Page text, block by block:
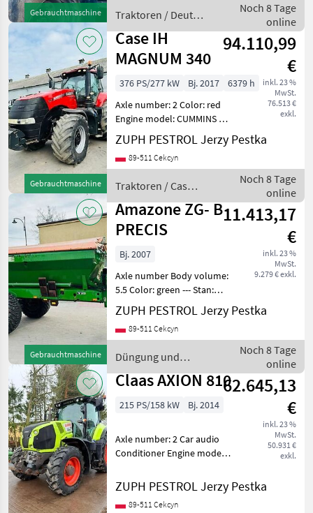
Gebrauchtmaschine
problem elektryczny
prawdopod
Traktoren / Deutz
Fahr
Noch 8 Tage
online
Gebrauchtmaschine
Case IH
MAGNUM 340
94.110,99
€
inkl. 23 %
MwSt.
76.513 €
exkl.
376 PS/277 kW Bj. 2017
6379 h
Axle number: 2 Color: red
Engine model: CUMMINS 6
cylindrowy turbo --- Stan:
Używany - bardzo dobry
stan Sprzęt różnego typu:
klimatyzacja kab
ZUPH PESTROL Jerzy Pestka
89-511 Cekcyn
Traktoren / Case
IH
Noch 8 Tage
online
Gebrauchtmaschine
Amazone ZG- B
PRECIS
11.413,17
€
inkl. 23 %
MwSt.
9.279 € exkl.
Bj. 2007
Axle number Body volume:
5.5 Color: green --- Stan:
Używany - nie podano
Pojemność: 5 500 l Witam
Sprzedam rozsiewacz firmy
zbiornikiem o po
ZUPH PESTROL Jerzy Pestka
89-511 Cekcyn
Düngung und
Beregnung / Amazone
Noch 8 Tage
online
Claas AXION 81062.645,13
€
inkl. 23 %
MwSt.
50.931 €
exkl.
215 PS/158 kW Bj. 2014
Axle number: 2 Car audio
Conditioner Engine model:
8L --- Stan: Używany -
bardzo dobry stan Koła
napędzające: 4 koła Sprzęt
ZUPH PESTROL Jerzy Pestka
89-511 Cekcyn